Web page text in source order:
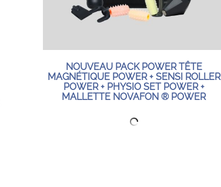
NOUVEAU PACK POWER TÊTE
MAGNÉTIQUE POWER + SENSI ROLLER
POWER + PHYSIO SET POWER +
MALLETTE NOVAFON ® POWER